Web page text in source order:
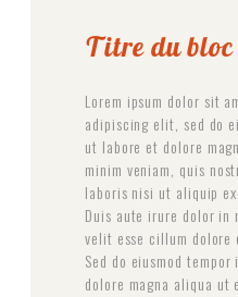
Titre du
Lorem ipsum dolor sit
adipiscing elit, sed do
ut labore et dolore
minim veniam, quis
laboris nisi ut aliquip
Duis aute irure dolor in
velit esse cillum
Sed do eiusmod
dolore magna aliqua ut